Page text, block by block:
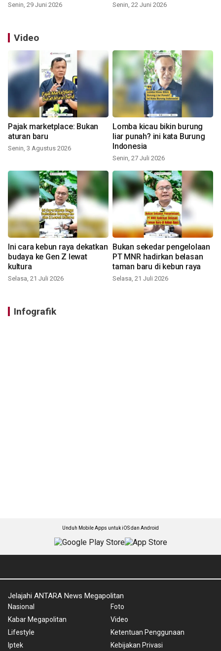
Senin, 29 Juni 2026 Senin, 22 Juni 2026
Video
Pajak marketplace: Bukan
aturan baru
Senin, 3 Agustus 2026
Lomba kicau bikin burung
liar punah? ini kata Burung
Indonesia
Senin, 27 Juli 2026
Ini cara kebun raya dekatkan
budaya ke Gen Z lewat
kultura
Selasa, 21 Juli 2026
Bukan sekedar pengelolaan
PT MNR hadirkan belasan
taman baru di kebun raya
Selasa, 21 Juli 2026
Infografik
Unduh Mobile Apps untuk iOS dan Android
Jelajahi ANTARA News Megapolitan
Nasional
Kabar Megapolitan
Lifestyle
Iptek
Foto
Video
Ketentuan Penggunaan
Kebijakan Privasi